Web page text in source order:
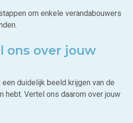
om enkele verandabouwers
ons over jouw
duidelijk beeld krijgen van de
hebt. Vertel ons daarom over jouw